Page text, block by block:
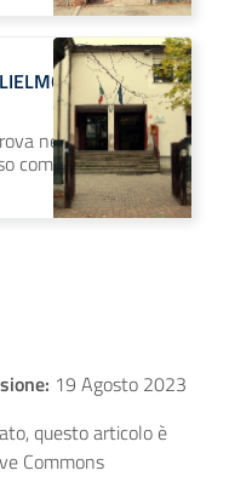
MARCONI”
nel centro del
comprende n. 22
19 Agosto 2023
questo articolo è
Commons